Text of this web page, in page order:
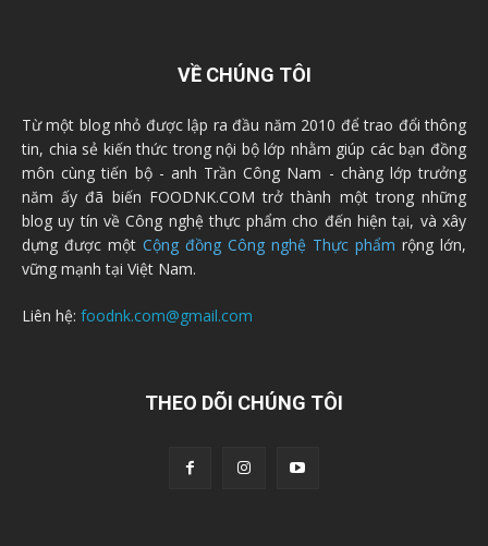
VỀ CHÚNG TÔI
Từ một blog nhỏ được lập ra đầu năm 2010 để trao đổi thông
tin, chia sẻ kiến thức trong nội bộ lớp nhằm giúp các bạn đồng
môn cùng tiến bộ - anh Trần Công Nam - chàng lớp trưởng
năm ấy đã biến FOODNK.COM trở thành một trong những
blog uy tín về Công nghệ thực phẩm cho đến hiện tại, và xây
dựng được một Cộng đồng Công nghệ Thực phẩm rộng lớn,
vững mạnh tại Việt Nam.
Liên hệ: foodnk.com@gmail.com
THEO DÕI CHÚNG TÔI